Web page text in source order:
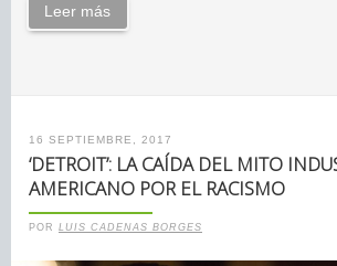
Leer más
16 SEPTIEMBRE, 2017
‘DETROIT’: LA CAÍDA DEL MITO
AMERICANO POR EL RACISMO
POR LUIS CADENAS BORGES